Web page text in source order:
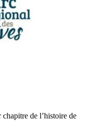
de l’histoire de